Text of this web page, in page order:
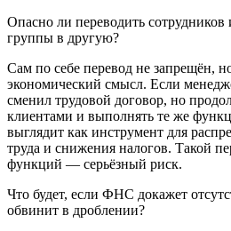
Опасно ли переводить
группы в другую?
Сам по себе перевод не запрещён,
экономический смысл. Если
сменил трудовой договор, но
клиентами и выполнять те же
выглядит как инструмент для
труда и снижения налогов. Такой
функций — серьёзный риск.
Что будет, если ФНС докажет
обвинит в дроблении?